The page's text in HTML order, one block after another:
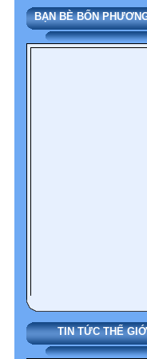
BẠN BÈ BỐN
TIN TỨC THẾ